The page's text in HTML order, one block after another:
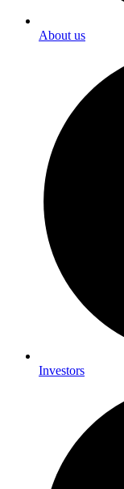
About us
Investors